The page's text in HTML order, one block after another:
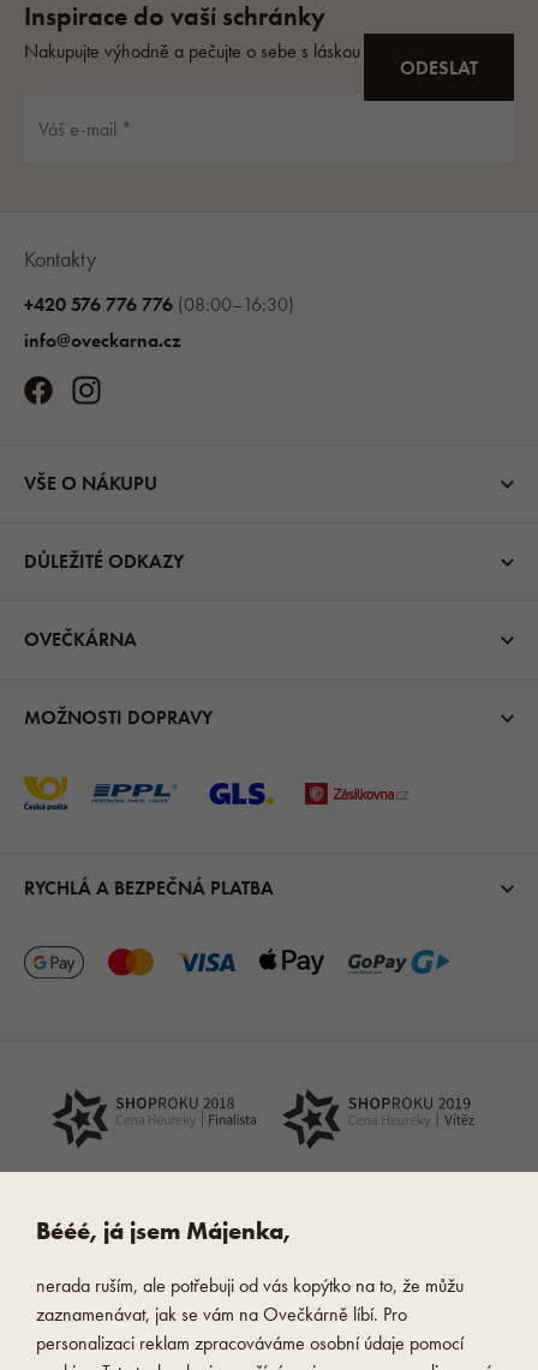
Kontakty
+420 576 776 776 (08:00–16:30)
info@oveckarna.cz
VŠE O NÁKUPU
DŮLEŽITÉ ODKAZY
OVEČKÁRNA
MOŽNOSTI DOPRAVY
RYCHLÁ A BEZPEČNÁ PLATBA
Bééé, já jsem Májenka,
nerada ruším, ale potřebuji od vás kopýtko na to, že můžu
zaznamenávat, jak se vám na Ovečkárně líbí. Pro
personalizaci reklam zpracováváme osobní údaje pomocí